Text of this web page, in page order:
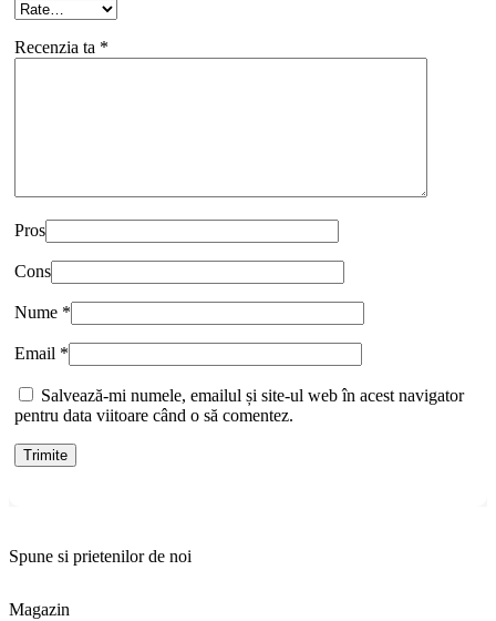
Recenzia ta *
Pros
Cons
Nume *
Email *
Salvează-mi numele, emailul și site-ul web în acest navigator
pentru data viitoare când o să comentez.
Spune si prietenilor de noi
Magazin